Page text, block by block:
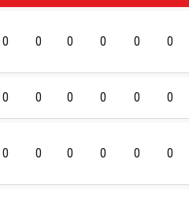
0 0 0 0 0 0
0 0 0 0 0 0
0 0 0 0 0 0